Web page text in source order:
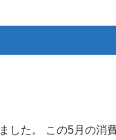
した。 この5月の消